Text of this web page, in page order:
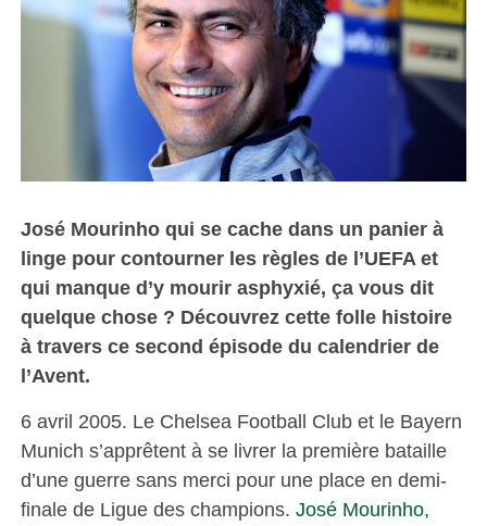
José Mourinho qui se cache dans un panier à
linge pour contourner les règles de l’UEFA et
qui manque d’y mourir asphyxié, ça vous dit
quelque chose ? Découvrez cette folle histoire
à travers ce second épisode du calendrier de
l’Avent.
6 avril 2005. Le Chelsea Football Club et le Bayern
Munich s’apprêtent à se livrer la première bataille
d’une guerre sans merci pour une place en demi-
finale de Ligue des champions. José Mourinho,